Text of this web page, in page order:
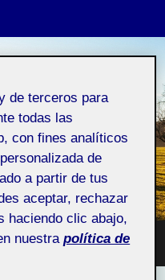
de terceros para
todas las
con fines analíticos
de
a partir de tus
aceptar, rechazar
haciendo clic abajo,
nuestra política de